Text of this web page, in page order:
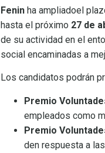
Fenin ha ampliadoel
hasta el próximo 27 de
de su actividad en el
social encaminadas a
Los candidatos podrán
Premio
empleados como
Premio
den respuesta a